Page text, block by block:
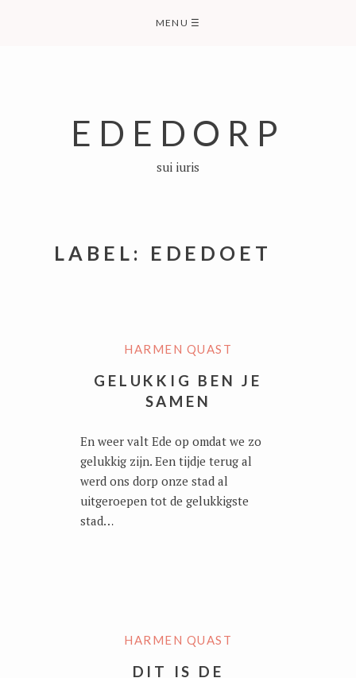
MENU ☰
EDEDORP
sui iuris
LABEL: EDEDOET
HARMEN QUAST
GELUKKIG BEN JE
SAMEN
En weer valt Ede op omdat we zo
gelukkig zijn. Een tijdje terug al
werd ons dorp onze stad al
uitgeroepen tot de gelukkigste
stad…
HARMEN QUAST
DIT IS DE